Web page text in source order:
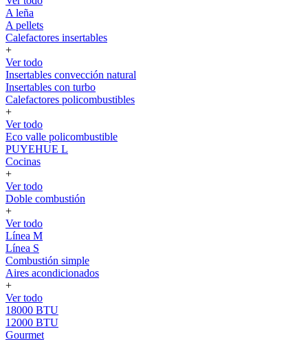
A leña
A pellets
Calefactores insertables
+
Ver todo
Insertables convección natural
Insertables con turbo
Calefactores policombustibles
+
Ver todo
Eco valle policombustible
PUYEHUE L
Cocinas
+
Ver todo
Doble combustión
+
Ver todo
Línea M
Línea S
Combustión simple
Aires acondicionados
+
Ver todo
18000 BTU
12000 BTU
Gourmet